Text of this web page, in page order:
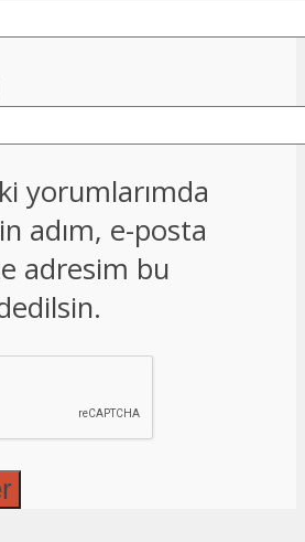
yorumlarımda
adım, e-posta
adresim bu